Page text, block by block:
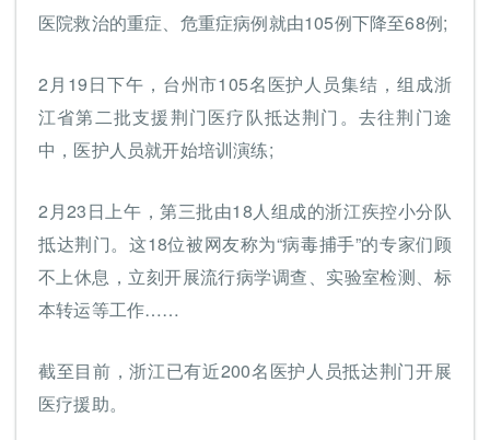
医院救治的重症、危重症病例就由105例下降至68例;
2月19日下午，台州市105名医护人员集结，组成浙
江省第二批支援荆门医疗队抵达荆门。去往荆门途
中，医护人员就开始培训演练;
2月23日上午，第三批由18人组成的浙江疾控小分队
抵达荆门。这18位被网友称为“病毒捕手”的专家们顾
不上休息，立刻开展流行病学调查、实验室检测、标
本转运等工作……
截至目前，浙江已有近200名医护人员抵达荆门开展
医疗援助。